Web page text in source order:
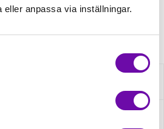
anpassa via inställningar.